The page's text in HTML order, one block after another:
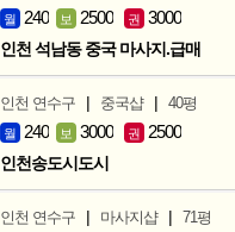
월 240 보 2500 권 3000
인천 석남동 중국 마사지.급매
인천 연수구 | 중국샵 | 40평
월 240 보 3000 권 2500
인천송도시도시
인천 연수구 | 마사지샵 | 71평